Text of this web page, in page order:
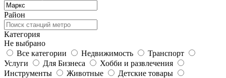
Район
Категория
Не выбрано
Все категории
Недвижимость
Транспорт
Услуги
Для Бизнеса
Хобби и развлечения
Инструменты
Животные
Детские товары